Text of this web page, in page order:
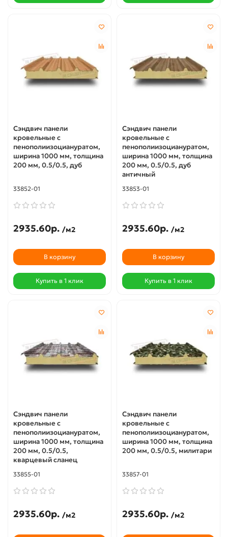
Сэндвич панели
кровельные с
пенополиизоциануратом,
ширина 1000 мм, толщина
200 мм, 0.5/0.5, дуб
33852-01
2935.60р. /м2
В корзину
Купить в 1 клик
Сэндвич панели
кровельные с
пенополиизоциануратом,
ширина 1000 мм, толщина
200 мм, 0.5/0.5, дуб
античный
33853-01
2935.60р. /м2
В корзину
Купить в 1 клик
Сэндвич панели
кровельные с
пенополиизоциануратом,
ширина 1000 мм, толщина
200 мм, 0.5/0.5,
кварцевый сланец
33855-01
2935.60р. /м2
Сэндвич панели
кровельные с
пенополиизоциануратом,
ширина 1000 мм, толщина
200 мм, 0.5/0.5, милитари
33857-01
2935.60р. /м2